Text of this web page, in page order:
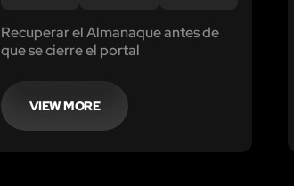
Recuperar el Almanaque antes de
que se cierre el portal
VIEW MORE